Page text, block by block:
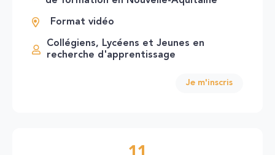
Format vidéo
Collégiens, Lycéens et Jeunes en
recherche d'apprentissage
Je m'inscris